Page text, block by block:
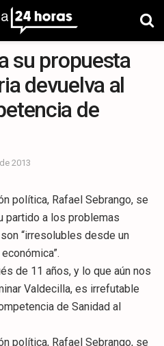
su propuesta
devuelva al
de
2013
política, Rafael Sebrango, se
partido a los problemas
“irresolubles desde un
de 11 años, y lo que aún nos
Valdecilla, es irrefutable
de Sanidad al
política, Rafael Sebrango, se